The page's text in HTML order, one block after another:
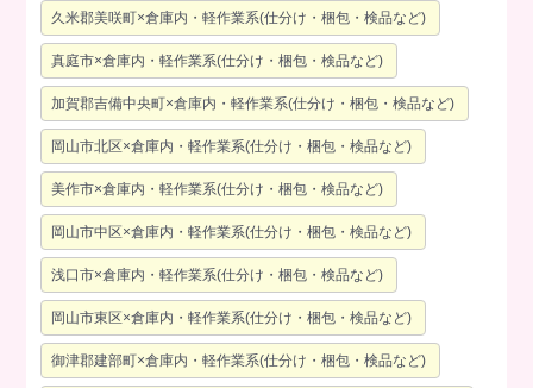
久米郡美咲町×倉庫内・軽作業系(仕分け・梱包・検品など)
真庭市×倉庫内・軽作業系(仕分け・梱包・検品など)
加賀郡吉備中央町×倉庫内・軽作業系(仕分け・梱包・検品など)
岡山市北区×倉庫内・軽作業系(仕分け・梱包・検品など)
美作市×倉庫内・軽作業系(仕分け・梱包・検品など)
岡山市中区×倉庫内・軽作業系(仕分け・梱包・検品など)
浅口市×倉庫内・軽作業系(仕分け・梱包・検品など)
岡山市東区×倉庫内・軽作業系(仕分け・梱包・検品など)
御津郡建部町×倉庫内・軽作業系(仕分け・梱包・検品など)